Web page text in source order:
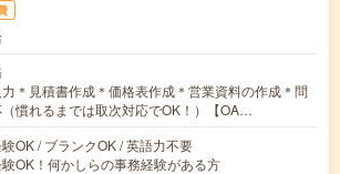
力＊見積書作成＊価格表作成＊営業資料の作成＊問
慣れるまでは取次対応でOK！）【OA…
OK / ブランクOK / 英語力不要
OK！何かしらの事務経験がある方